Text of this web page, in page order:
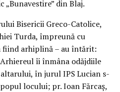
„Bunavestire” din Blaj.
Bisericii Greco-Catolice,
Turda, împreună cu
fiind arhiplină – au întărit:
îi înmâna odăjdiile
în jurul IPS Lucian s-
locului; pr. Ioan Fărcaş,